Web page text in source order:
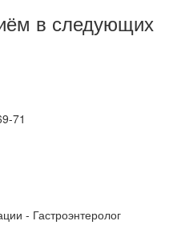
в следующих
71
- Гастроэнтеролог